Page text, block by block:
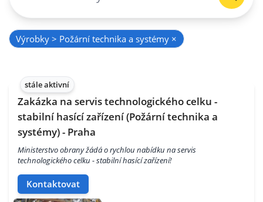
Výrobky > Požární technika a systémy ×
stále aktivní
Zakázka na servis technologického celku -
stabilní hasící zařízení (Požární technika a
systémy) - Praha
Ministerstvo obrany žádá o rychlou nabídku na servis
technologického celku - stabilní hasící zařízení!
Kontaktovat